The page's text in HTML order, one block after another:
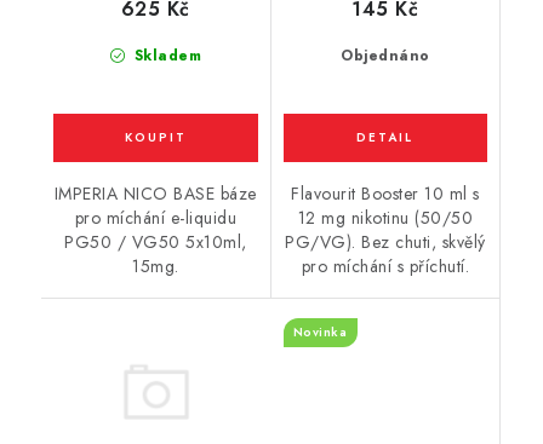
Skladem
625 Kč
IMPERIA NICO BASE báze
pro míchání e-liquidu
PG50 / VG50 5x10ml,
15mg.
Objednáno
145 Kč
Flavourit Booster 10 ml s
12 mg nikotinu (50/50
PG/VG). Bez chuti, skvělý
pro míchání s příchutí.
Novinka